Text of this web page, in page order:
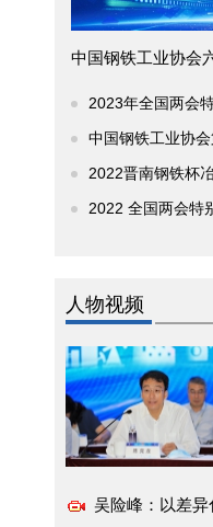
中国钢铁工业协会
2023年全国两会
中国钢铁工业协
2022晋南钢铁杯
2022 全国两会特
人物视频
吴险峰：以差